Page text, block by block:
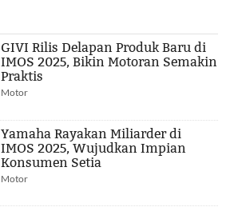
GIVI Rilis Delapan Produk Baru di
IMOS 2025, Bikin Motoran Semakin
Praktis
Motor
Yamaha Rayakan Miliarder di
IMOS 2025, Wujudkan Impian
Konsumen Setia
Motor